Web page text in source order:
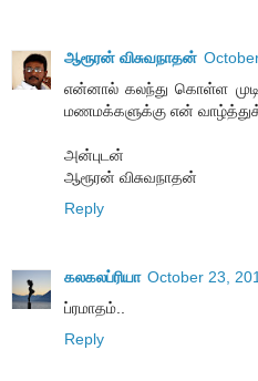
ஆரூரன் விசுவநாதன்
என்னால் கலந்து கொள்ள
மணமக்களுக்கு என்
அன்புடன்
ஆரூரன் விசுவநாதன்
Reply
கலகலப்ரியா October 23,
ப்ரமாதம்..
Reply